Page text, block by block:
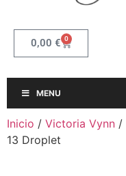
0,00 € 0
MENU
Inicio / Victoria Vynn /
13 Droplet